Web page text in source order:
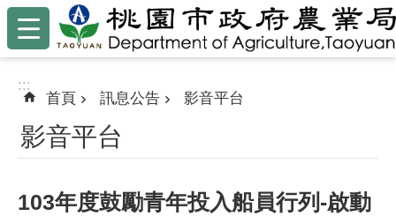
跳到主要內容區塊
:::
:::
首頁 訊息公告 影音平台
影音平台
103年度鼓勵青年投入船員行列-啟動